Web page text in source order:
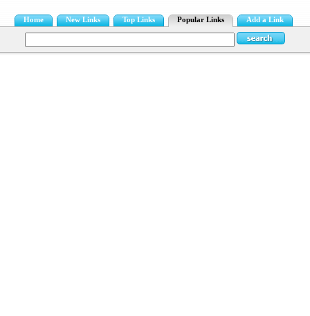
Home New Links Top Links Popular Links Add a Link